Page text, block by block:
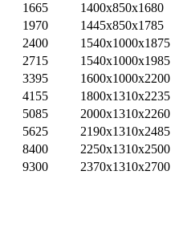
1665
1400х850х1680
1970
1445х850х1785
2400
1540х1000х1875
2715
1540х1000х1985
3395
1600х1000х2200
4155
1800х1310х2235
5085
2000х1310х2260
5625
2190х1310х2485
8400
2250х1310х2500
9300
2370х1310х2700